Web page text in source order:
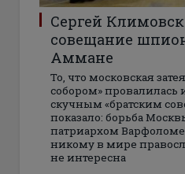
Сергей
совещание
Аммане
То, что московская
собором» провалилась
скучным «братским
показало: борьба
патриархом
никому в мире
не интересна